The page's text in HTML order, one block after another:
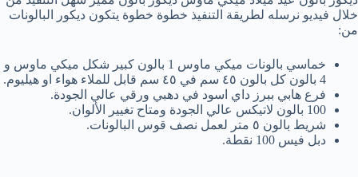
خلال فيديو نرسله لطريقة التنفيذ خطوة خطوة يتكون ديكور البالونات
من:
خماسي بالونات ميكي ماوس 1 بالون كبير شكل ميكي ماوس و
4 بالون كل بالون ٤٥ سم في ٤٥ سم قابل للملاء هواء او هيليوم.
فرع هابي ببرز داي اسود في دهبي ورقي عالي الجودة.
100 بالون لاتيكس عالي الجودة ومتاح تغيير الألوان.
شريط بالون ٥ متر لعمل نصف قوس البالونات.
دبل فيس 100 نقطة.